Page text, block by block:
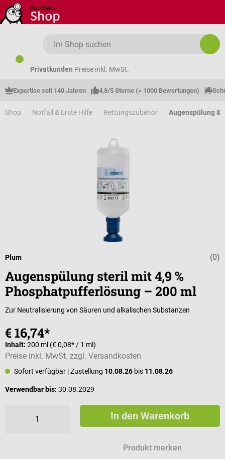
Zum Hauptinhalt springen
Privatkunden Preise inkl. MwSt.
Expertise seit 140 Jahren 4,8/5 Sterne (> 1000 Bewertungen)
Shop Notfall & Erste Hilfe Rettungszubehör Augenspülung &
(0)
Plum
Augenspülung steril mit 4,9 %
Phosphatpufferlösung – 200 ml
Zur Neutralisierung von Säuren und alkalischen Substanzen
€ 16,74*
Inhalt: 200 ml (€ 0,08* / 1 ml)
Preise inkl. MwSt. zzgl. Versandkosten
Sofort verfügbar | Zustellung 10.08.26 bis 11.08.26
Verwendbar bis: 30.08.2029
In den Warenkorb
Produkt merken